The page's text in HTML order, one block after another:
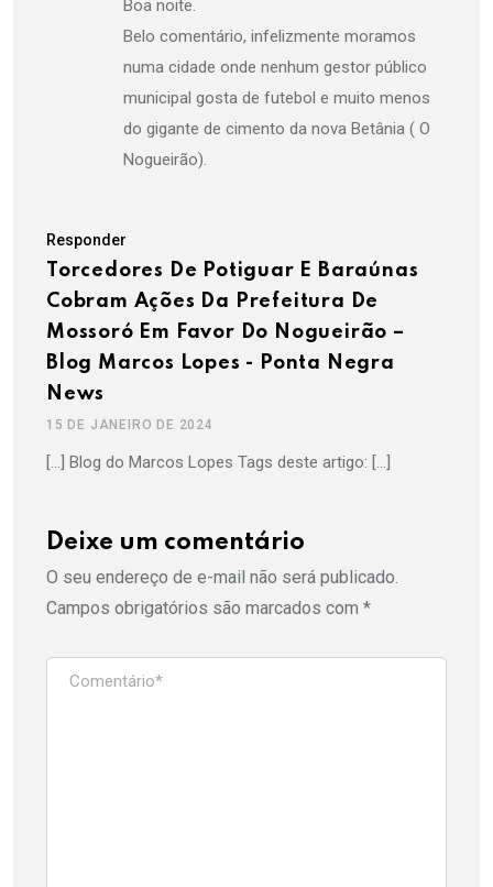
Boa noite.
Belo comentário, infelizmente moramos
numa cidade onde nenhum gestor público
municipal gosta de futebol e muito menos
do gigante de cimento da nova Betânia ( O
Nogueirão).
Responder
Torcedores De Potiguar E Baraúnas
Cobram Ações Da Prefeitura De
Mossoró Em Favor Do Nogueirão –
Blog Marcos Lopes - Ponta Negra
News
15 DE JANEIRO DE 2024
[…] Blog do Marcos Lopes Tags deste artigo: […]
Deixe um comentário
O seu endereço de e-mail não será publicado.
Campos obrigatórios são marcados com *